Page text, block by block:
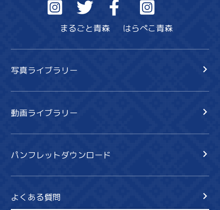
まるごと青森 はらぺこ青森
写真ライブラリー
動画ライブラリー
パンフレットダウンロード
よくある質問